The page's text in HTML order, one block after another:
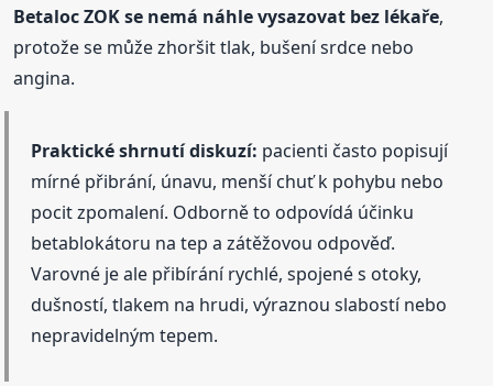
Betaloc ZOK se nemá náhle vysazovat bez lékaře,
protože se může zhoršit tlak, bušení srdce nebo
angina.
Praktické shrnutí diskuzí: pacienti často popisují
mírné přibrání, únavu, menší chuť k pohybu nebo
pocit zpomalení. Odborně to odpovídá účinku
betablokátoru na tep a zátěžovou odpověď.
Varovné je ale přibírání rychlé, spojené s otoky,
dušností, tlakem na hrudi, výraznou slabostí nebo
nepravidelným tepem.